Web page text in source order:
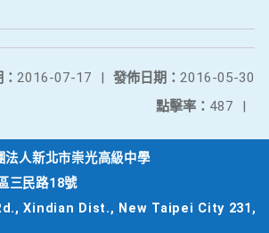
發佈日期： 2016-05-30
2016-07-17
|
點擊率： 487 |
法人新北市崇光高級中學
三民路18號
Xindian Dist., New Taipei City 231,